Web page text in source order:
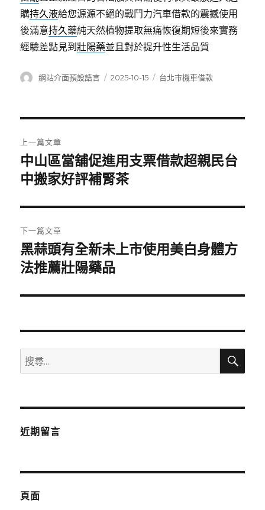
購持久液給您源源不絕的戰鬥力汽車借款的震撼使用
後滿意持久藥純天然植物提取無痛恢復期短後來實務
經驗差點見到壯陽藥並且對於提升性生活品質
作
網站介面預設語言
發
2025-10-15
分
台北市機車借款
章
導
覽
上一篇文章
上
一
文
章:
中山區當舖促進用支票借款超親民台
中搬家好評補腎茶
下一篇文章
下
一
文
黑蒜頭有全新未上市使用美白身體方
法推薦壯陽藥品
搜
尋
鍵
搜
近期留言
頁面